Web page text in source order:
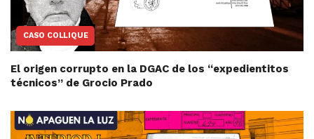
CASO COLLIQUE
El origen corrupto en la DGAC de los “expedientitos
técnicos” de Grocio Prado